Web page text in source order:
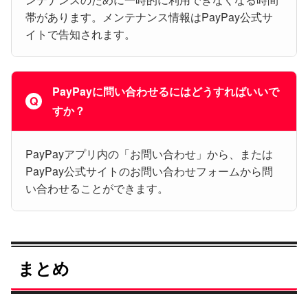
帯があります。メンテナンス情報はPayPay公式サ
イトで告知されます。
PayPayに問い合わせるにはどうすればいいで
すか？
PayPayアプリ内の「お問い合わせ」から、または
PayPay公式サイトのお問い合わせフォームから問
い合わせることができます。
まとめ